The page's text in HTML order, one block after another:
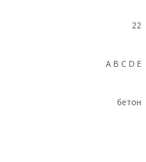
22
A B C D E
бетон